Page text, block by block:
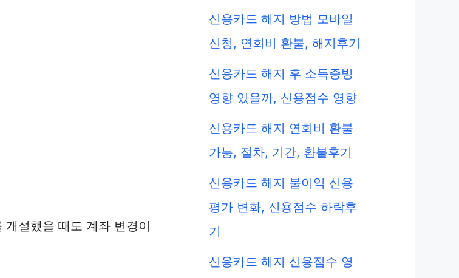
설했을 때도 계좌 변경이
신용카드 해지 방법 모바일
신청, 연회비 환불, 해지후기
신용카드 해지 후 소득증빙
영향 있을까, 신용점수 영향
신용카드 해지 연회비 환불
가능, 절차, 기간, 환불후기
신용카드 해지 불이익 신용
평가 변화, 신용점수 하락후
기
신용카드 해지 신용점수 영